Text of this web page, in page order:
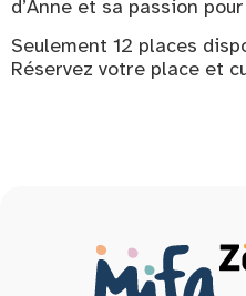
d’Anne et sa passion
Seulement 12 places
Réservez votre place et